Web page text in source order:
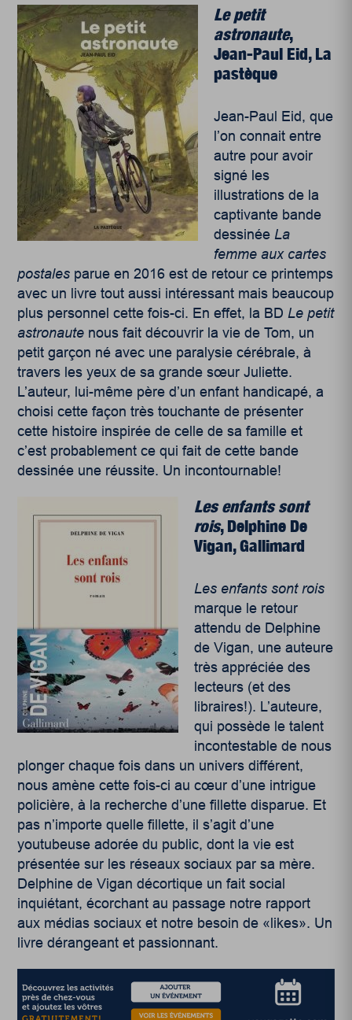
Le petit
astronaute,
Jean-Paul Eid, La
pastèque
Jean-Paul Eid, que
l’on connait entre
autre pour avoir
signé les
illustrations de la
captivante bande
dessinée La
femme aux cartes
postales parue en 2016 est de retour ce printemps
avec un livre tout aussi intéressant mais beaucoup
plus personnel cette fois-ci. En effet, la BD Le petit
astronaute nous fait découvrir la vie de Tom, un
petit garçon né avec une paralysie cérébrale, à
travers les yeux de sa grande sœur Juliette­.
L’auteur, lui-même père d’un enfant handicapé, a
choisi cette façon très touchante de présenter
cette histoire inspirée de celle de sa famille et
c’est probablement ce qui fait de cette bande
dessinée une réussite. Un incontournable!
Les enfants sont
rois, Delphine De
Vigan, Gallimard
Les enfants sont rois
marque le retour
attendu de Delphine
de Vigan, une auteure
très appréciée des
lecteurs (et des
libraires!). L’auteure,
qui possède le talent
incontestable de nous
plonger chaque fois dans un univers différent,
nous amène cette fois-ci au cœur d’une intrigue
policière, à la recherche d’une fillette disparue. Et
pas n’importe quelle fillette, il s’agit d’une
youtubeuse adorée du public, dont la vie est
présentée sur les réseaux sociaux par sa mère.
Delphine de Vigan décortique un fait social
inquiétant, écorchant au passage notre rapport
aux médias sociaux et notre besoin de «likes». Un
livre dérangeant et passionnant.